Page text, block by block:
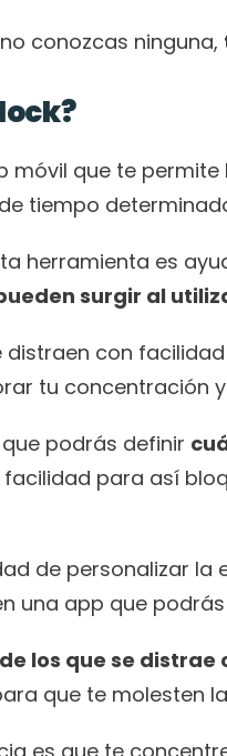
conozcas ninguna,
móvil que te permite
tiempo
herramienta es
surgir al
distraen con
tu concentración
podrás definir
para así
de personalizar la
una app que
los que se
que te molesten